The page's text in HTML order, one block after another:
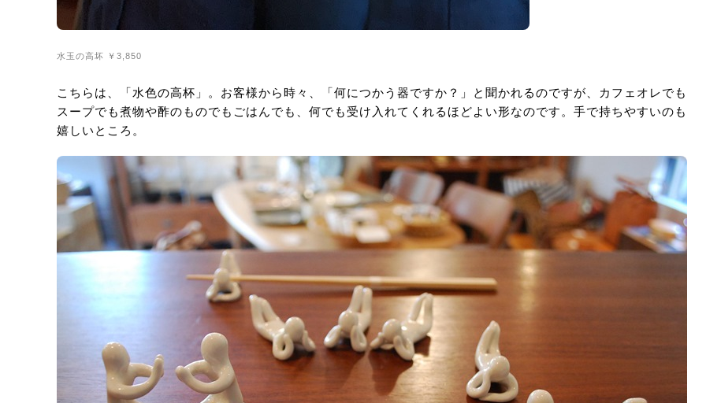
水玉の高坏 ￥3,850
こちらは、「水色の高杯」。お客様から時々、「何につかう器ですか？」と聞かれるのですが、カフェオレでも
スープでも煮物や酢のものでもごはんでも、何でも受け入れてくれるほどよい形なのです。手で持ちやすいのも
嬉しいところ。